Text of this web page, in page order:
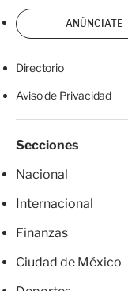
ANÚNCIATE
Directorio
Aviso de Privacidad
Secciones
Nacional
Internacional
Finanzas
Ciudad de México